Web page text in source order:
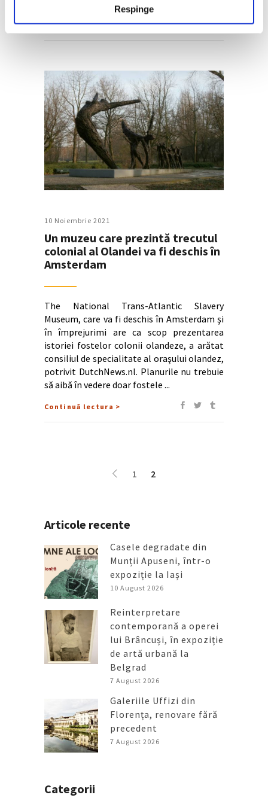
Respinge
Continuă lectura >
10 Noiembrie 2021
Un muzeu care prezintă trecutul
colonial al Olandei va fi deschis în
Amsterdam
The National Trans-Atlantic Slavery
Museum, care va fi deschis în Amsterdam şi
în împrejurimi are ca scop prezentarea
istoriei fostelor colonii olandeze, a arătat
consiliul de specialitate al oraşului olandez,
potrivit DutchNews.nl. Planurile nu trebuie
să aibă în vedere doar fostele
Continuă lectura >
1 2
Articole recente
Casele degradate din
Munții Apuseni, într-o
expoziție la Iași
10 August 2026
Reinterpretare
contemporană a operei
lui Brâncuși, în expoziție
de artă urbană la
Belgrad
7 August 2026
Galeriile Uffizi din
Florența, renovare fără
precedent
7 August 2026
Categorii